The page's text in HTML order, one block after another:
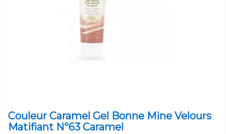
Couleur Caramel Gel Bonne Mine Velours
Matifiant Nº63 Caramel